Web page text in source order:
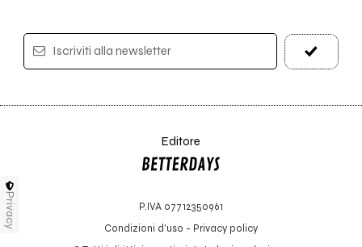
Iscriviti alla newsletter
Editore
P.IVA 07712350961
Condizioni d'uso - Privacy policy
Privacy